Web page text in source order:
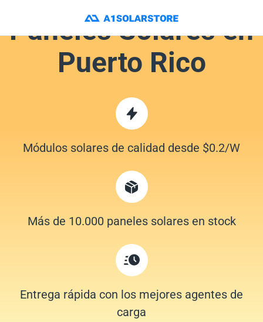
Paneles Solares en
Puerto Rico
Módulos solares de calidad desde $0.2/W
Más de 10.000 paneles solares en stock
Entrega rápida con los mejores agentes de
carga